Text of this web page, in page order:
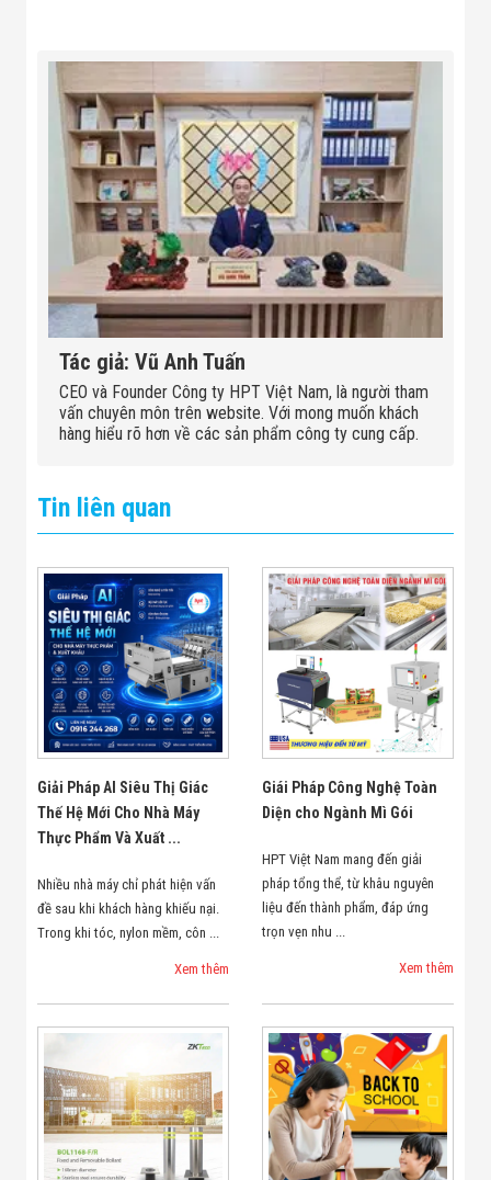
Tác giả: Vũ Anh Tuấn
CEO và Founder Công ty HPT Việt Nam, là người tham
vấn chuyên môn trên website. Với mong muốn khách
hàng hiểu rõ hơn về các sản phẩm công ty cung cấp.
Tin liên quan
Giải Pháp AI Siêu Thị Giác
Thế Hệ Mới Cho Nhà Máy
Thực Phẩm Và Xuất ...
Nhiều nhà máy chỉ phát hiện vấn
đề sau khi khách hàng khiếu nại.
Trong khi tóc, nylon mềm, côn ...
Xem thêm
Giái Pháp Công Nghệ Toàn
Diện cho Ngành Mì Gói
HPT Việt Nam mang đến giải
pháp tổng thể, từ khâu nguyên
liệu đến thành phẩm, đáp ứng
trọn vẹn nhu ...
Xem thêm